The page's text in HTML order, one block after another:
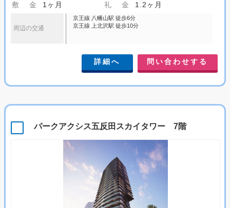
敷 金
1ヶ月 礼 金 1.2ヶ月
周辺の交通
京王線 八幡山駅 徒歩6分
京王線 上北沢駅 徒歩10分
詳細へ 問い合わせする
パークアクシス五反田スカイタワー 7階